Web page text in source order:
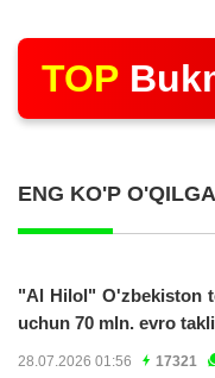
TOP
ENG KO'P
"Al Hilol" O'zbekiston
uchun 70 mln. evro
28.07.2026 01:56 17321